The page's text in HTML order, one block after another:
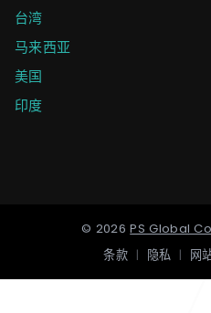
台湾
马来西亚
美国
印度
© 2026 PS Global
条款 | 隐私 | 网